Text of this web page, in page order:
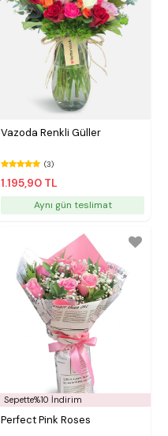
Vazoda Renkli Güller
(3)
1.195,90 TL
Aynı gün teslimat
Sepette%10 İndirim
Perfect Pink Roses